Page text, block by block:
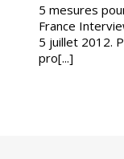
5 mesures
France
5 juillet 2012.
pro[...]